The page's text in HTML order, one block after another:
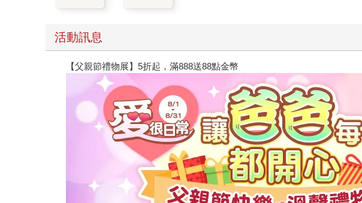
活動訊息
【父親節禮物展】5折起，滿888送88點金幣